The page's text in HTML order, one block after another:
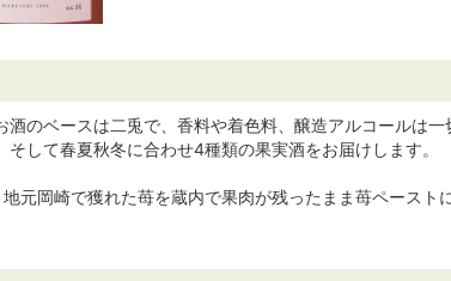
のベースは二兎で、香料や着色料、醸造アルコールは
して春夏秋冬に合わせ4種類の果実酒をお届けします。
元岡崎で獲れた苺を蔵内で果肉が残ったまま苺ペース